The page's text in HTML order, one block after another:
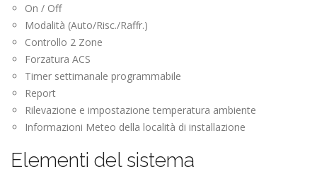
On / Off
Modalità (Auto/Risc./Raffr.)
Controllo 2 Zone
Forzatura ACS
Timer settimanale programmabile
Report
Rilevazione e impostazione temperatura ambiente
Informazioni Meteo della località di installazione
Elementi del sistema